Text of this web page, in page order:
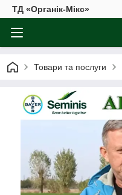
ТД «Органік-Мікс»
Товари та послуги